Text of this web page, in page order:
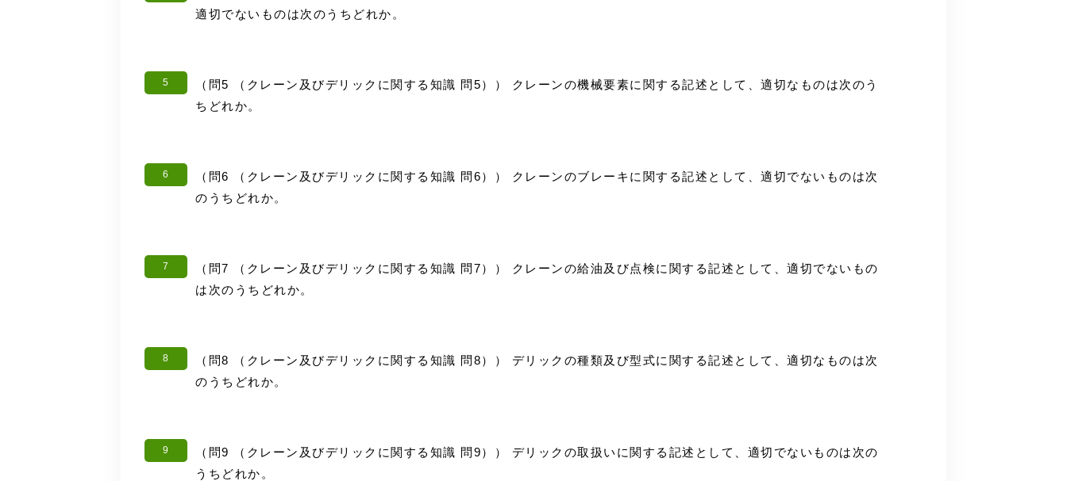
適切でないものは次のうちどれか。
5
（問5 （クレーン及びデリックに関する知識 問5）） クレーンの機械要素に関する記述として、適切なものは次のう
ちどれか。
6
（問6 （クレーン及びデリックに関する知識 問6）） クレーンのブレーキに関する記述として、適切でないものは次
のうちどれか。
7
（問7 （クレーン及びデリックに関する知識 問7）） クレーンの給油及び点検に関する記述として、適切でないもの
は次のうちどれか。
8
（問8 （クレーン及びデリックに関する知識 問8）） デリックの種類及び型式に関する記述として、適切なものは次
のうちどれか。
9
（問9 （クレーン及びデリックに関する知識 問9）） デリックの取扱いに関する記述として、適切でないものは次の
うちどれか。